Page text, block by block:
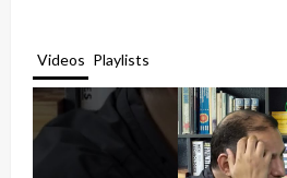
Videos Playlists